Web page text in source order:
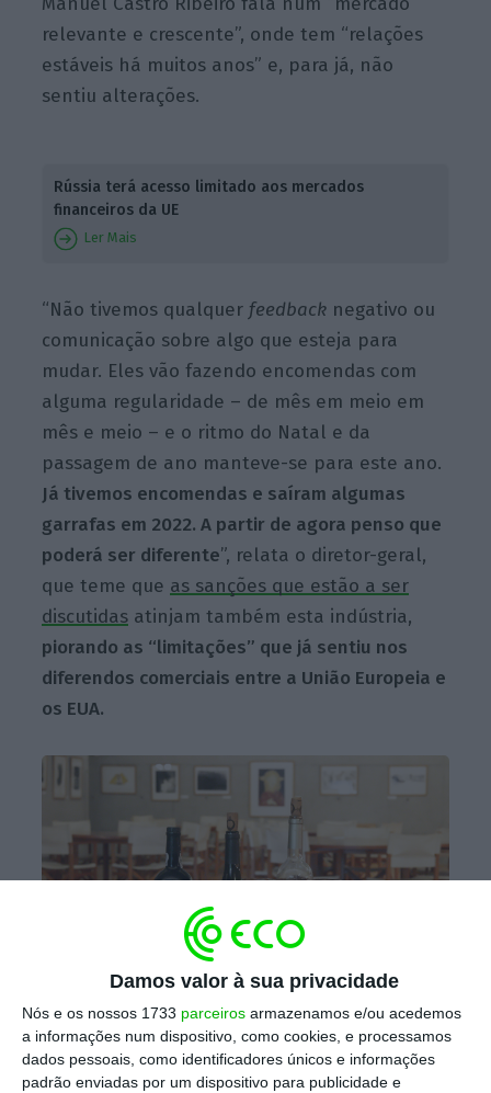
Damos valor à sua privacidade
Nós e os nossos 1733 parceiros armazenamos e/ou acedemos
a informações num dispositivo, como cookies, e processamos
dados pessoais, como identificadores únicos e informações
padrão enviadas por um dispositivo para publicidade e
relevante e crescente”, onde tem “relações
estáveis há muitos anos” e, para já, não
sentiu alterações.
Rússia terá acesso limitado aos mercados
financeiros da UE
Ler Mais
“Não tivemos qualquer feedback negativo ou
comunicação sobre algo que esteja para
mudar. Eles vão fazendo encomendas com
alguma regularidade – de mês em meio em
mês e meio – e o ritmo do Natal e da
passagem de ano manteve-se para este ano.
Já tivemos encomendas e saíram algumas
garrafas em 2022. A partir de agora penso que
poderá ser diferente”, relata o diretor-geral,
que teme que as sanções que estão a ser
discutidas atinjam também esta indústria,
piorando as “limitações” que já sentiu nos
diferendos comerciais entre a União Europeia e
os EUA.
Quinta do Portal exporta vinhos do Porto e DOC Douro para os
supermercados russos.